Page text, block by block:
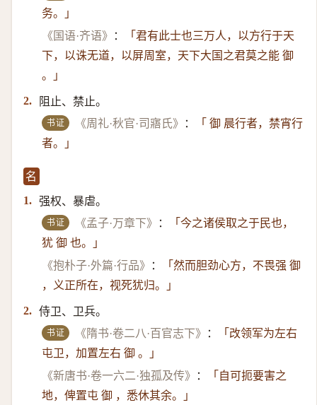
务。」
《国语·齐语》
：
「君有此士也三万人，以方行于天
下，以诛无道，以屏周室，天下大国之君莫之能 御
。」
2. 阻止、禁止。
书证 《周礼·秋官·司寤氏》 ：
「 御 晨行者，禁宵行
者。」
名
1. 强权、暴虐。
书证 《孟子·万章下》 ：
「今之诸侯取之于民也，
犹 御 也。」
《抱朴子·外篇·行品》
：
「然而胆劲心方，不畏强 御
，义正所在，视死犹归。」
2. 侍卫、卫兵。
书证 《隋书·卷二八·百官志下》 ：
「改领军为左右
屯卫，加置左右 御 。」
《新唐书·卷一六二·独孤及传》
：
「自可扼要害之
地，俾置屯 御 ，悉休其余。」